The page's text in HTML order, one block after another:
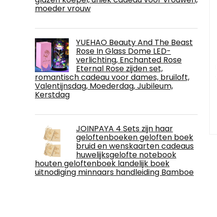
moeder vrouw
YUEHAO Beauty And The Beast
Rose In Glass Dome LED-
verlichting, Enchanted Rose
Eternal Rose zijden set,
romantisch cadeau voor dames, bruiloft,
Valentijnsdag, Moederdag, Jubileum,
Kerstdag
JOINPAYA 4 Sets zijn haar
geloftenboeken geloften boek
bruid en wenskaarten cadeaus
huwelijksgelofte notebook
houten geloftenboek landelijk boek
uitnodiging minnaars handleiding Bamboe